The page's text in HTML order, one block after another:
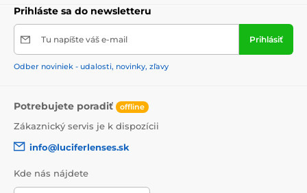
Prihláste sa do newsletteru
Tu napíšte váš e-mail Prihlásiť
Odber noviniek - udalosti, novinky, zľavy
Potrebujete poradiť offline
Zákaznický servis je k dispozícii
info@luciferlenses.sk
Kde nás nájdete